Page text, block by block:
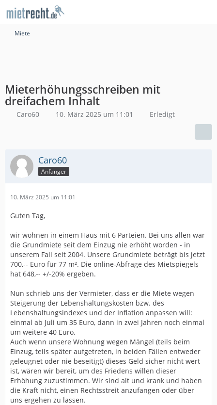
Miete
Mieterhöhungsschreiben mit
dreifachem Inhalt
Caro60 10. März 2025 um 11:01 Erledigt
Caro60
Anfänger
10. März 2025 um 11:01
Guten Tag,
wir wohnen in einem Haus mit 6 Parteien. Bei uns allen war
die Grundmiete seit dem Einzug nie erhöht worden - in
unserem Fall seit 2004. Unsere Grundmiete beträgt bis jetzt
700,-- Euro für 77 m². Die online-Abfrage des Mietspiegels
hat 648,-- +/-20% ergeben.
Nun schrieb uns der Vermieter, dass er die Miete wegen
Steigerung der Lebenshaltungskosten bzw. des
Lebenshaltungsindexes und der Inflation anpassen will:
einmal ab Juli um 35 Euro, dann in zwei Jahren noch einmal
um weitere 40 Euro.
Auch wenn unsere Wohnung wegen Mängel (teils beim
Einzug, teils später aufgetreten, in beiden Fällen entweder
geleugnet oder nie beseitigt) dieses Geld sicher nicht wert
ist, wären wir bereit, um des Friedens willen dieser
Erhöhung zuzustimmen. Wir sind alt und krank und haben
die Kraft nicht, einen Rechtsstreit anzufangen oder über
uns ergehen zu lassen.